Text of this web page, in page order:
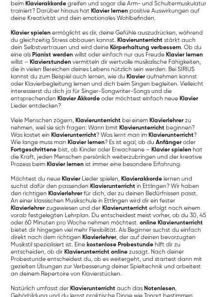
beim Klavierakkorde greifen und sogar die Arm- und Schultermuskulatur
trainiert? Darüber hinaus hat Klavier lernen positive Auswirkungen auf
deine Kreativität und dein emotionales Wohlbefinden.
Klavier spielen ermöglicht es dir, deine Gefühle auszudrücken, während
du gleichzeitig Stress abbauen kannst. Klavierunterricht stärkt auch
dein Selbstvertrauen und wird deine Körperhaltung verbessern. Ob du
eine als Pianist werden willst oder einfach nur aus Freude Klavier lernen
willst – Klavierstunden vermitteln dir wertvolle musikalische Fähigkeiten,
die in vielen Bereichen deines Lebens nützlich sein werden. Bei SIRIUS
kannst du zum Beispiel auch lernen, wie du Klavier aufnehmen kannst
oder Klavierbegleitung lernen und dich beim Singen begleiten. Vielleicht
interessierst du dich ja für Singer-Songwriter-Songs und die
entsprechenden Klavier Akkorde oder möchtest einfach neue Klavier
Lieder entdecken?
Viele Menschen zögern, Klavierunterricht bei einem Klavierlehrer zu
nehmen, weil sie sich fragen: Wann bmit Klavierunterricht beginnen?
Was kostet ein Klavierunterricht? Was lernt man im Klavierunterricht?
Wie lange muss man Klavier lernen? Es ist egal, ob duAnfänger oder
Fortgeschrittene bist, ob Kinder oder Erwachsene – Klavier spielen hat
die Kraft, jeden Menschen persönlich weiterzubringen und der kreative
Prozess beim Klavier lernen ist immer eine besondere Erfahrung.
Möchtest du neue Klavier Lieder spielen, Klavierakkorde lernen und
suchst dafür den passenden Klavierunterricht in Ettlingen? Wir haben
den richtigen Klavierlehrer für dich, der zu deinen Bedürfnissen passt.
An einer klassischen Musikschule in Ettlingen wird dir ein fester
Klavierlehrer zugewiesen und der Klavierunterricht erfolgt nach einem
vorab festgelegten Lehrplan. Du entscheidest meist vorher, ob du 30, 45
oder 60 Minuten pro Woche nehmen möchtest.online Klavierunterricht
bietet dir hingegen viel mehr Flexibilität. Als Beginner suchst du einfach
direkt nach dem richtigen Klavierlehrer, der auf deinen bevorzugten
Musikstil spezialisiert ist. Eine kostenlose Probestunde hilft dir zu
entscheiden, ob dir Klavierunterricht online zusagt. Nach deiner
Probestunde entscheidest du, ob es weitergeht, und startest dann mit
gezielten Übungen zur Verbesserung deiner Spieltechnik und arbeitest
an deinem Repertoire von Klavierstücken.
Natürlich umfasst der Klavierunterricht auch das Notenlesen,